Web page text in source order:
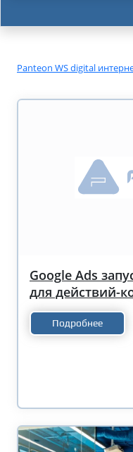
Panteon WS digital
Google Ads
для действий-
Подробнее